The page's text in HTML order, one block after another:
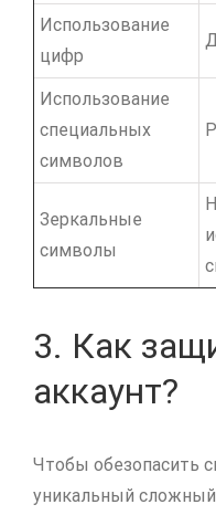
Использование
цифр
Использование
специальных
символов
Зеркальные
символы
3. Как
аккаунт?
Чтобы обезопасить
уникальный